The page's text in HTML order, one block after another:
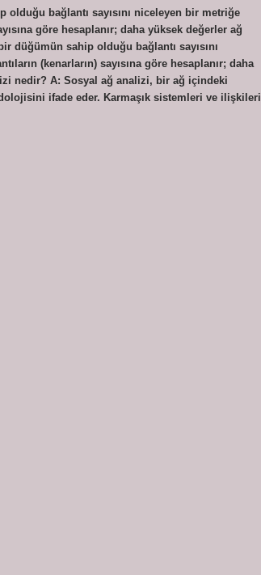
bağlantı sayısını niceleyen bir metriğe
göre hesaplanır; daha yüksek değerler ağ
sahip olduğu bağlantı sayısını
(kenarların) sayısına göre hesaplanır; daha
nedir? A: Sosyal ağ analizi, bir ağ içindeki
ifade eder. Karmaşık sistemleri ve ilişkileri